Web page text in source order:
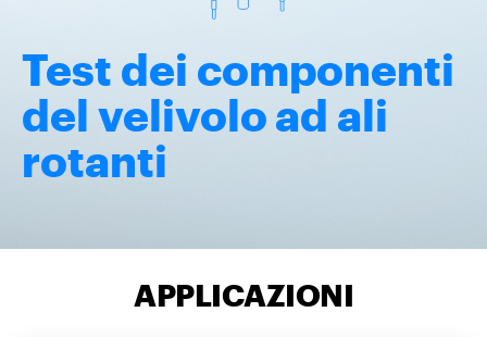
Test dei componenti
del velivolo ad ali
rotanti
APPLICAZIONI